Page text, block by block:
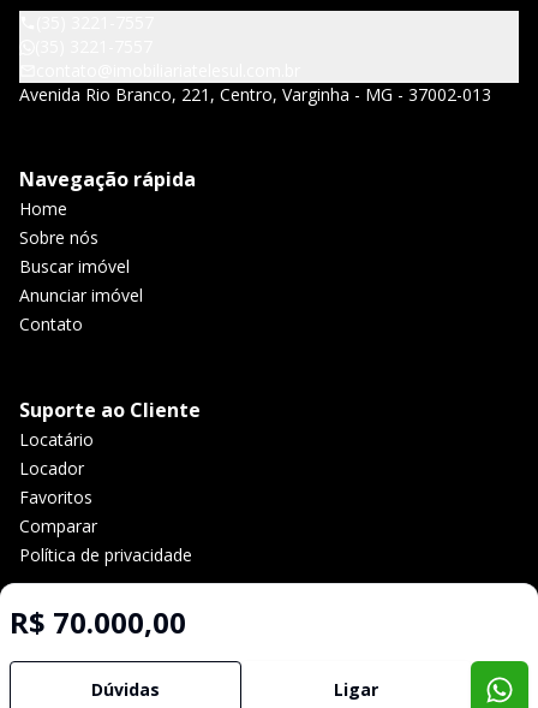
R$ 70.000,00
Dúvidas Ligar
Avenida Rio Branco, 221, Centro, Varginha - MG - 37002-013
Navegação rápida
Home
Sobre nós
Buscar imóvel
Anunciar imóvel
Contato
Suporte ao Cliente
Locatário
Locador
Favoritos
Comparar
Política de privacidade
Selo de Tecnologia Loft